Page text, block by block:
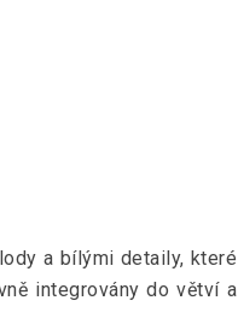
a bílými detaily, které
integrovány do větví a